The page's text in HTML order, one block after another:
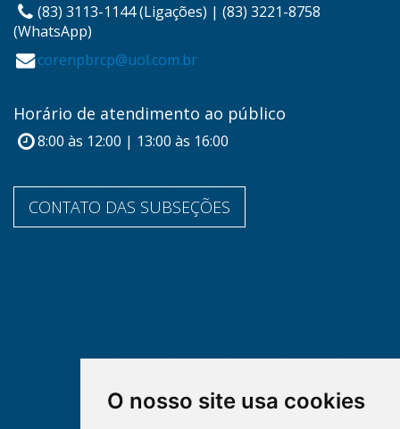
O nosso site usa cookies
(83) 3113-1144 (Ligações) | (83) 3221-8758
(WhatsApp)
corenpbrcp@uol.com.br
Horário de atendimento ao público
8:00 às 12:00 | 13:00 às 16:00
CONTATO DAS SUBSEÇÕES